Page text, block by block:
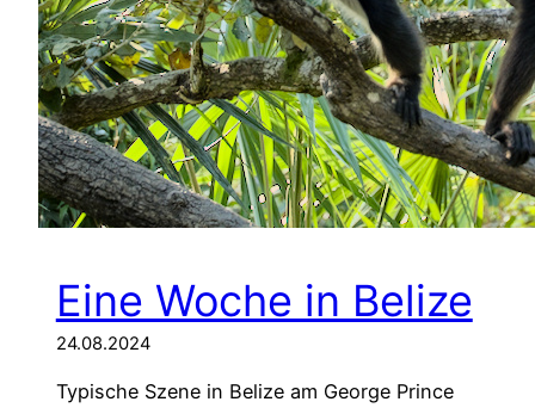
Eine Woche in Belize
24.08.2024
Typische Szene in Belize am George Prince